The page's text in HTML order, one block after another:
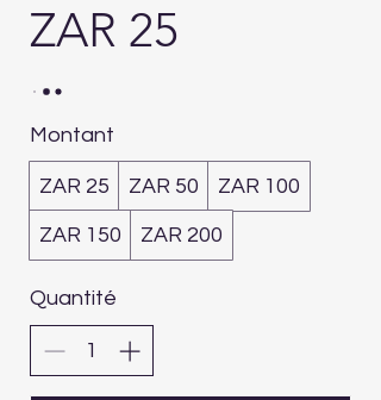
ZAR 25
Montant
ZAR 25 ZAR 50 ZAR 100
ZAR 150 ZAR 200
Quantité